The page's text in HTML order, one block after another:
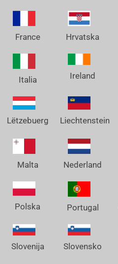
France Hrvatska
Italia Ireland
Lëtzebuerg Liechtenstein
Malta Nederland
Polska Portugal
Slovenija Slovensko